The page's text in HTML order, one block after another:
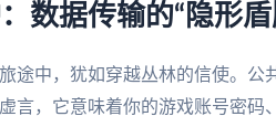
数据传输的“隐形盾
途中，犹如穿越丛林的信使。
言，它意味着你的游戏账号密